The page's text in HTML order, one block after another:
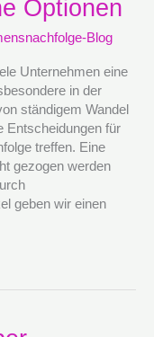
Optionen
Blog
Unternehmen eine
in der
ständigem Wandel
Entscheidungen für
treffen. Eine
gezogen werden
geben wir einen